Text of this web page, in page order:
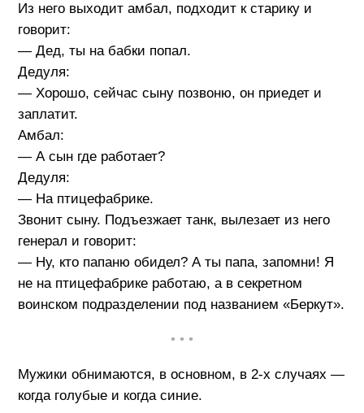
Из него выходит амбал, подходит к старику и
говорит:
— Дед, ты на бабки попал.
Дедуля:
— Хорошо, сейчас сыну позвоню, он приедет и
заплатит.
Амбал:
— А сын где работает?
Дедуля:
— На птицефабрике.
Звонит сыну. Подъезжает танк, вылезает из него
генерал и говорит:
— Ну, кто папаню обидел? А ты папа, запомни! Я
не на птицефабрике работаю, а в секретном
воинском подразделении под названием «Беркут».
• • •
Мужики обнимаются, в основном, в 2-х случаях —
когда голубые и когда синие.